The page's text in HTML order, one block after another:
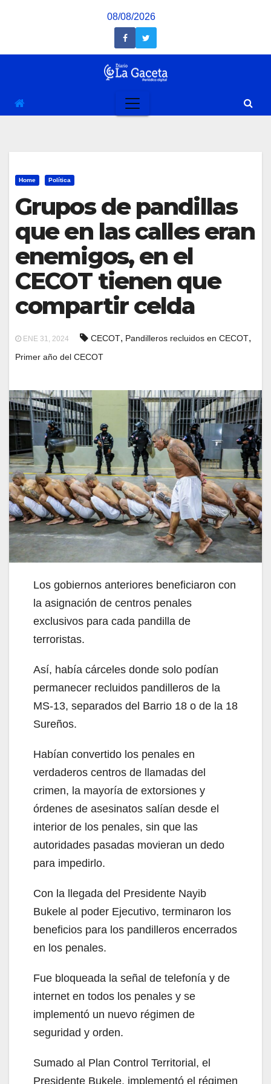
08/08/2026
Home Política
Grupos de pandillas
que en las calles eran
enemigos, en el
CECOT tienen que
compartir celda
ENE 31, 2024 CECOT, Pandilleros recluidos en CECOT,
Primer año del CECOT
Los gobiernos anteriores beneficiaron con
la asignación de centros penales
exclusivos para cada pandilla de
terroristas.
Así, había cárceles donde solo podían
permanecer recluidos pandilleros de la
MS-13, separados del Barrio 18 o de la 18
Sureños.
Habían convertido los penales en
verdaderos centros de llamadas del
crimen, la mayoría de extorsiones y
órdenes de asesinatos salían desde el
interior de los penales, sin que las
autoridades pasadas movieran un dedo
para impedirlo.
Con la llegada del Presidente Nayib
Bukele al poder Ejecutivo, terminaron los
beneficios para los pandilleros encerrados
en los penales.
Fue bloqueada la señal de telefonía y de
internet en todos los penales y se
implementó un nuevo régimen de
seguridad y orden.
Sumado al Plan Control Territorial, el
Presidente Bukele, implementó el régimen